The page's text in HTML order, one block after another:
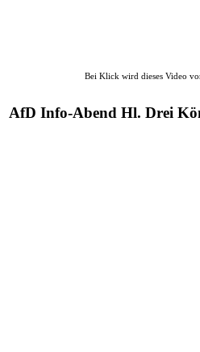
Bei Klick wird dieses Video
AfD Info-Abend Hl. Drei